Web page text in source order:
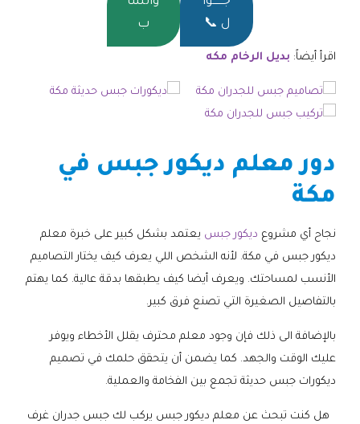
ل 📞
ب
اقرأ أيضاً: بديل الرخام مكه
دور معلم ديكور جبس في
مكة
نجاح أي مشروع ديكور جبس يعتمد بشكل كبير على خبرة معلم
ديكور جبس في مكة. لأنه الشخص اللي يعرف كيف يختار التصاميم
الأنسب لمساحتك. ويعرف أيضا كيف يطبقها بدقة عالية. كما يهتم
بالتفاصيل الصغيرة التي تصنع فرق كبير.
بالإضافة الى ذلك فإن وجود معلم محترف يقلل الأخطاء ويوفر
عليك الوقت والجهد. كما يضمن أن يتحقق حلمك في تصميم
ديكورات جبس حديثة تجمع بين الفخامة والعملية.
هل كنت تبحث عن معلم ديكور جبس يركب لك جبس جدران غرف